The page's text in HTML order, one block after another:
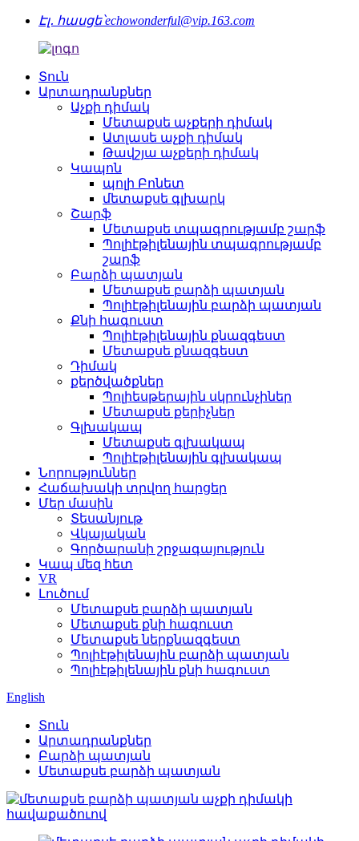
Էլ․ հասցե՝echowonderful@vip.163.com
Տուն
Արտադրանքներ
Աչքի դիմակ
Մետաքսե աչքերի դիմակ
Ատլասե աչքի դիմակ
Թավշյա աչքերի դիմակ
Կապոն
պոլի Բոնետ
մետաքսե գլխարկ
Շարֆ
Մետաքսե տպագրությամբ շարֆ
Պոլիէթիլենային տպագրությամբ
շարֆ
Բարձի պատյան
Մետաքսե բարձի պատյան
Պոլիէթիլենային բարձի պատյան
Քնի հագուստ
Պոլիէթիլենային քնազգեստ
Մետաքսե քնազգեստ
Դիմակ
քերծվածքներ
Պոլիեսթերային սկրունչիներ
Մետաքսե քերիչներ
Գլխակապ
Մետաքսե գլխակապ
Պոլիէթիլենային գլխակապ
Նորություններ
Հաճախակի տրվող հարցեր
Մեր մասին
Տեսանյութ
Վկայական
Գործարանի շրջագայություն
Կապ մեզ հետ
VR
Լուծում
Մետաքսե բարձի պատյան
Մետաքսե քնի հագուստ
Մետաքսե ներքնազգեստ
Պոլիէթիլենային բարձի պատյան
Պոլիէթիլենային քնի հագուստ
English
Տուն
Արտադրանքներ
Բարձի պատյան
Մետաքսե բարձի պատյան